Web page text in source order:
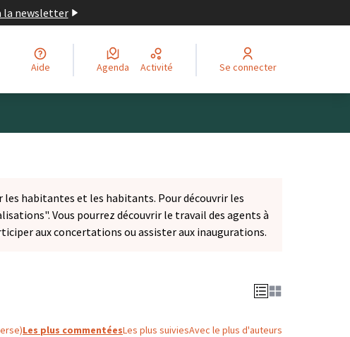
la newsletter
Aide Agenda Activité Se connecter
les habitantes et les habitants. Pour découvrir les
Vous pourrez découvrir le travail des agents à
aux concertations ou assister aux inaugurations.
Les plus commentéesLes plus suiviesAvec le plus d'auteurs